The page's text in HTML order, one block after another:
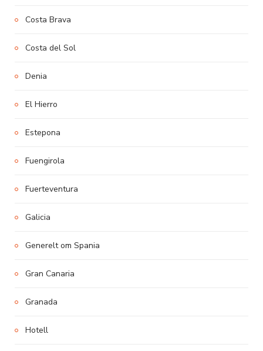
Costa Brava
Costa del Sol
Denia
El Hierro
Estepona
Fuengirola
Fuerteventura
Galicia
Generelt om Spania
Gran Canaria
Granada
Hotell